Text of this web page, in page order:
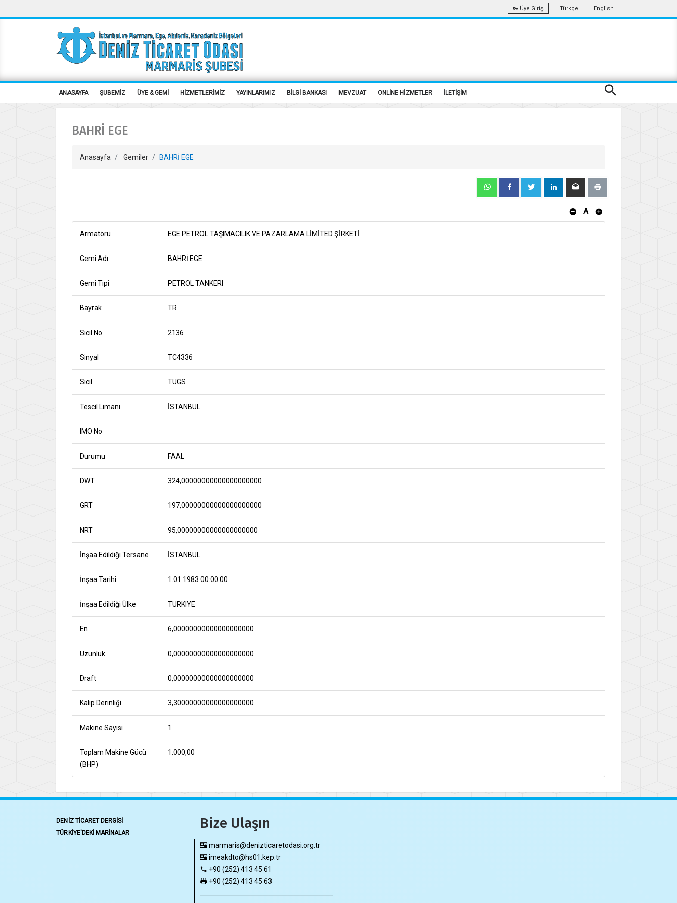
Üye Giriş Türkçe English
ANASAYFA ŞUBEMİZ ÜYE & GEMİ HİZMETLERİMİZ YAYINLARIMIZ BİLGİ BANKASI MEVZUAT ONLİNE HİZMETLER İLETİŞİM
BAHRİ EGE
Anasayfa Gemiler BAHRİ EGE
A
Armatörü EGE PETROL TAŞIMACILIK VE PAZARLAMA LİMİTED ŞİRKETİ
Gemi Adı BAHRİ EGE
Gemi Tipi PETROL TANKERI
Bayrak TR
Sicil No 2136
Sinyal TC4336
Sicil TUGS
Tescil Limanı İSTANBUL
IMO No
Durumu FAAL
DWT 324,00000000000000000000
GRT 197,00000000000000000000
NRT 95,00000000000000000000
İnşaa Edildiği Tersane İSTANBUL
İnşaa Tarihi 1.01.1983 00:00:00
İnşaa Edildiği Ülke TURKIYE
En 6,00000000000000000000
Uzunluk 0,00000000000000000000
Draft 0,00000000000000000000
Kalıp Derinliği 3,30000000000000000000
Makine Sayısı 1
Toplam Makine Gücü
(BHP)
1.000,00
DENİZ TİCARET DERGİSİ
TÜRKİYE'DEKİ MARİNALAR
Bize Ulaşın
marmaris@denizticaretodasi.org.tr
imeakdto@hs01.kep.tr
+90 (252) 413 45 61
+90 (252) 413 45 63